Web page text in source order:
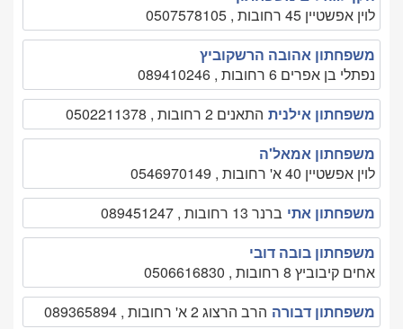
לוין אפשטיין 45 רחובות , 0507578105
משפחתון אהובה הרשקוביץ
נפתלי בן אפרים 6 רחובות , 089410246
משפחתון אילנית התאנים 2 רחובות , 0502211378
משפחתון אמאל'ה
לוין אפשטיין 40 א' רחובות , 0546970149
משפחתון אתי ברנר 13 רחובות , 089451247
משפחתון בובה דובי
אחים קיבוביץ 8 רחובות , 0506616830
משפחתון דבורה הרב הרצוג 2 א' רחובות , 089365894